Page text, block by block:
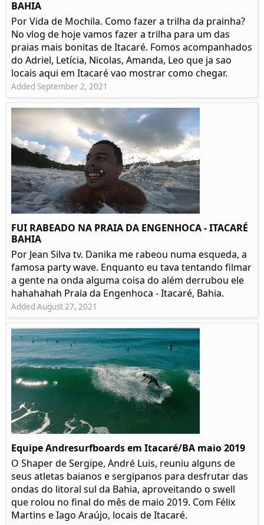
BAHIA
Por Vida de Mochila. Como fazer a trilha da prainha?
No vlog de hoje vamos fazer a trilha para um das
praias mais bonitas de Itacaré. Fomos acompanhados
do Adriel, Letícia, Nicolas, Amanda, Leo que ja sao
locais aqui em Itacaré vao mostrar como chegar.
Added September 2, 2021
FUI RABEADO NA PRAIA DA ENGENHOCA - ITACARÉ
BAHIA
Por Jean Silva tv. Danika me rabeou numa esqueda, a
famosa party wave. Enquanto eu tava tentando filmar
a gente na onda alguma coisa do além derrubou ele
hahahahah Praia da Engenhoca - Itacaré, Bahia.
Added August 27, 2021
Equipe Andresurfboards em Itacaré/BA maio 2019
O Shaper de Sergipe, André Luis, reuniu alguns de
seus atletas baianos e sergipanos para desfrutar das
ondas do litoral sul da Bahia, aproveitando o swell
que rolou no final do mês de maio 2019. Com Félix
Martins e Iago Araújo, locais de Itacaré.